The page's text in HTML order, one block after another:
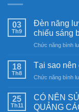
03
Th9
Đèn năng
chiếu sáng
Chức năng bình
18
Th8
Tại sao
Chức năng bình
25
Th11
CÓ NÊN
QUẢNG